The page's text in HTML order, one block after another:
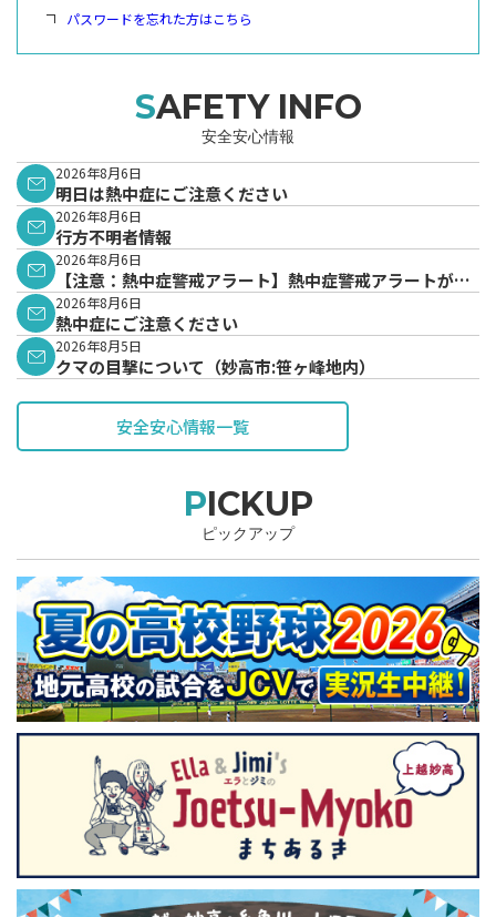
パスワードを忘れた方はこちら
SAFETY INFO
安全安心情報
2026年8月6日
明日は熱中症にご注意ください
2026年8月6日
行方不明者情報
2026年8月6日
【注意：熱中症警戒アラート】熱中症警戒アラートが発
表されています。
2026年8月6日
熱中症にご注意ください
2026年8月5日
クマの目撃について（妙高市:笹ヶ峰地内）
安全安心情報一覧
PICKUP
ピックアップ